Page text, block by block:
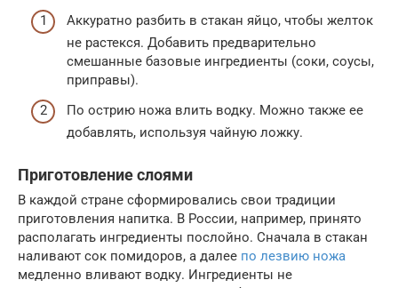
Аккуратно разбить в стакан яйцо, чтобы желток
не растекся. Добавить предварительно
смешанные базовые ингредиенты (соки, соусы,
приправы).
По острию ножа влить водку. Можно также ее
добавлять, используя чайную ложку.
Приготовление слоями
В каждой стране сформировались свои традиции
приготовления напитка. В России, например, принято
располагать ингредиенты послойно. Сначала в стакан
наливают сок помидоров, а далее по лезвию ножа
медленно вливают водку. Ингредиенты не